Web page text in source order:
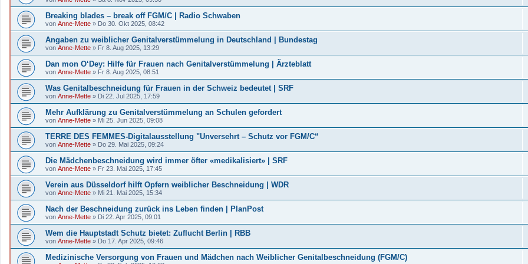
Breaking blades – break off FGM/C | Radio Schwaben
von Anne-Mette » Do 30. Okt 2025, 08:42
Angaben zu weiblicher Genitalverstümmelung in Deutschland | Bundestag
von Anne-Mette » Fr 8. Aug 2025, 13:29
Dan mon O‘Dey: Hilfe für Frauen nach Genitalverstümmelung | Ärzteblatt
von Anne-Mette » Fr 8. Aug 2025, 08:51
Was Genitalbeschneidung für Frauen in der Schweiz bedeutet | SRF
von Anne-Mette » Di 22. Jul 2025, 17:59
Mehr Aufklärung zu Genitalverstümmelung an Schulen gefordert
von Anne-Mette » Mi 25. Jun 2025, 09:08
TERRE DES FEMMES-Digitalausstellung "Unversehrt – Schutz vor FGM/C“
von Anne-Mette » Do 29. Mai 2025, 09:24
Die Mädchenbeschneidung wird immer öfter «medikalisiert» | SRF
von Anne-Mette » Fr 23. Mai 2025, 17:45
Verein aus Düsseldorf hilft Opfern weiblicher Beschneidung | WDR
von Anne-Mette » Mi 21. Mai 2025, 15:34
Nach der Beschneidung zurück ins Leben finden | PlanPost
von Anne-Mette » Di 22. Apr 2025, 09:01
Wem die Hauptstadt Schutz bietet: Zuflucht Berlin | RBB
von Anne-Mette » Do 17. Apr 2025, 09:46
Medizinische Versorgung von Frauen und Mädchen nach Weiblicher Genitalbeschneidung (FGM/C)